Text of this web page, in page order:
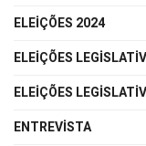
ELEIÇÕES 2024
ELEIÇÕES
ELEIÇÕES
ENTREVISTA